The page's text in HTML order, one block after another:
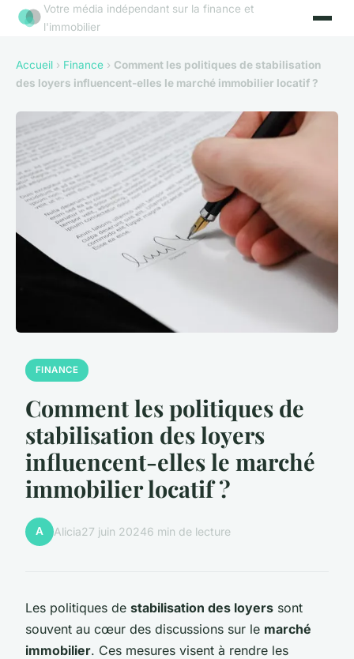
Votre média indépendant sur la finance et
l'immobilier
Accueil › Finance › Comment les politiques de stabilisation
des loyers influencent-elles le marché immobilier locatif ?
FINANCE
Comment les politiques de
stabilisation des loyers
influencent-elles le marché
immobilier locatif ?
A Alicia27 juin 20246 min de lecture
Les politiques de stabilisation des loyers sont
souvent au cœur des discussions sur le marché
immobilier. Ces mesures visent à rendre les